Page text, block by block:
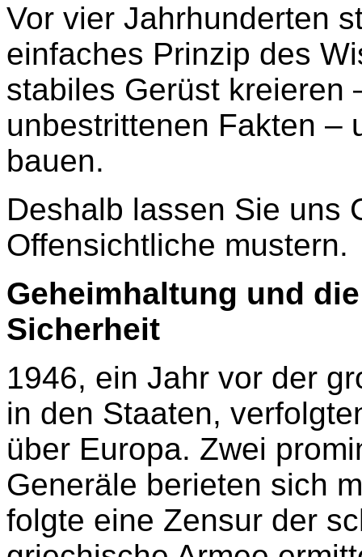
Vor vier Jahrhunderten
einfaches Prinzip des
stabiles Gerüst kreieren
unbestrittenen Fakten –
bauen.
Deshalb lassen Sie uns
Offensichtliche mustern.
Geheimhaltung und
Sicherheit
1946, ein Jahr vor der
in den Staaten,
über Europa. Zwei
Generäle berieten sich
folgte eine Zensur der